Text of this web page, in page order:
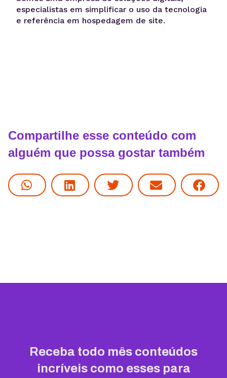
especialistas em simplificar o uso da tecnologia
e referência em hospedagem de site.
Compartilhe esse conteúdo com
alguém que possa gostar também
Receba todo mês conteúdos
incríveis como esses para